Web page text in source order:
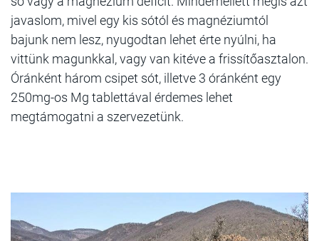
javaslom, mivel egy kis sótól és magnéziumtól
bajunk nem lesz, nyugodtan lehet érte nyúlni, ha
vittünk magunkkal, vagy van kitéve a frissítőasztalon.
Óránként három csipet sót, illetve 3 óránként egy
250mg-os Mg tablettával érdemes lehet
megtámogatni a szervezetünk.